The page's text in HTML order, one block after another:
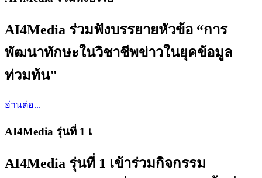
AI4Media ร่วมฟังบรรยายหัวข้อ “การ
พัฒนาทักษะในวิชาชีพข่าวในยุคข้อมูล
ท่วมท้น"
อ่านต่อ...
AI4Media รุ่นที่ 1 เ
AI4Media รุ่นที่ 1 เข้าร่วมกิจกรรม